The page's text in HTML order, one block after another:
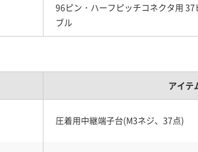
96ピン・ハーフピッチコネクタ用
ブル
アイテ
圧着用中継端子台(M3ネジ、37点)